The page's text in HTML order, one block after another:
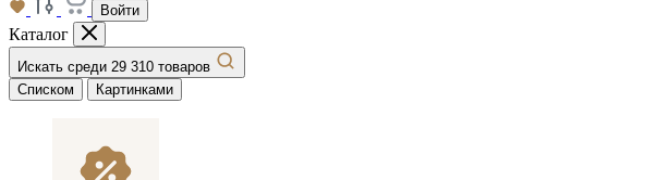
Войти
Каталог
Искать среди 29 310 товаров
Списком
Картинками